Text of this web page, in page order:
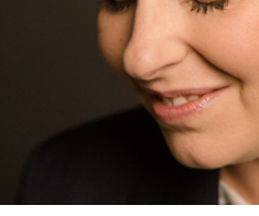
Ditt besøk